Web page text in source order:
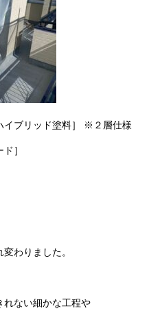
ブリッド塗料］ ※２層仕様
］
わりました。
れない細かな工程や